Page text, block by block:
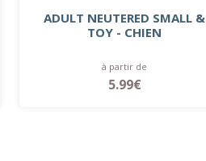
ADULT NEUTERED SMALL &
TOY - CHIEN
à partir de
5.99€